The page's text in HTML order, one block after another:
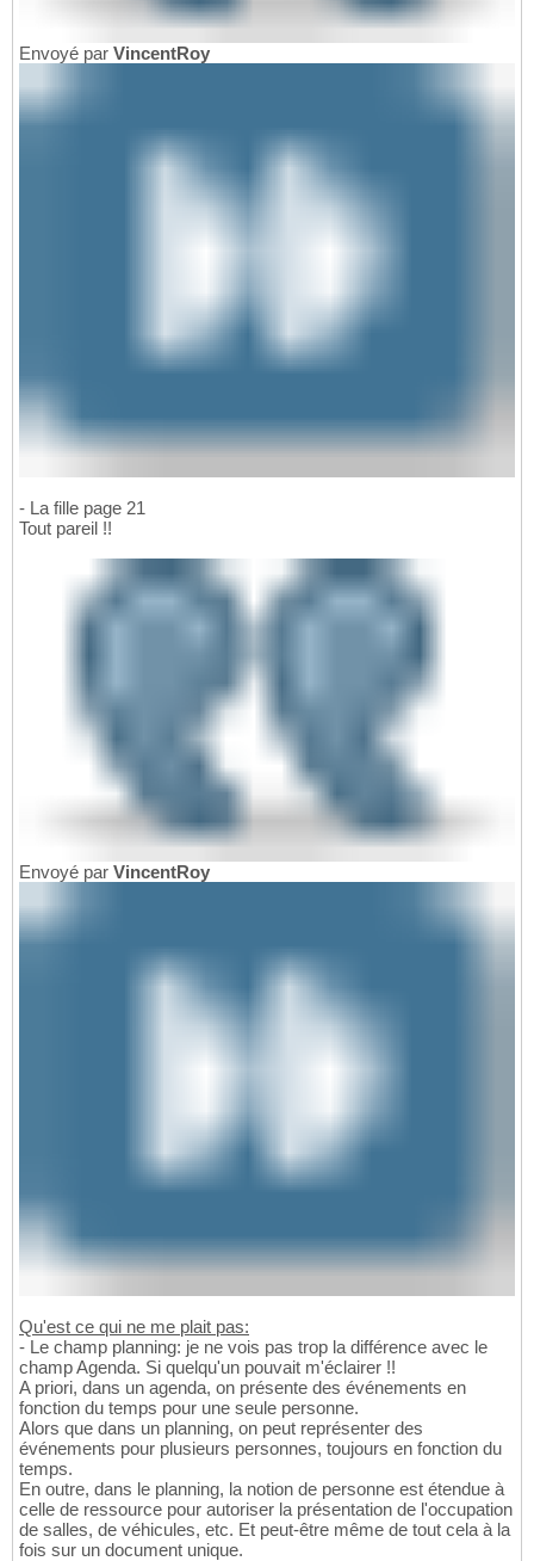
Envoyé par VincentRoy
- La fille page 21
Tout pareil !!
Envoyé par VincentRoy
Qu'est ce qui ne me plait pas:
- Le champ planning: je ne vois pas trop la différence avec le
champ Agenda. Si quelqu'un pouvait m'éclairer !!
A priori, dans un agenda, on présente des événements en
fonction du temps pour une seule personne.
Alors que dans un planning, on peut représenter des
événements pour plusieurs personnes, toujours en fonction du
temps.
En outre, dans le planning, la notion de personne est étendue à
celle de ressource pour autoriser la présentation de l'occupation
de salles, de véhicules, etc. Et peut-être même de tout cela à la
fois sur un document unique.